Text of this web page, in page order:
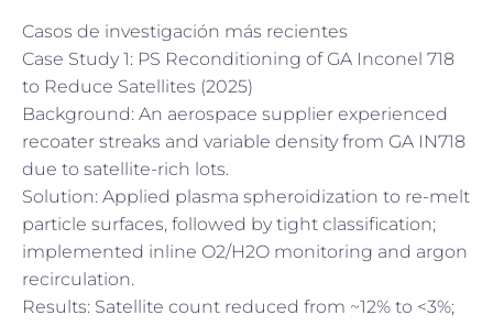
Casos de investigación más recientes
Case Study 1: PS Reconditioning of GA Inconel 718
to Reduce Satellites (2025)
Background: An aerospace supplier experienced
recoater streaks and variable density from GA IN718
due to satellite-rich lots.
Solution: Applied plasma spheroidization to re-melt
particle surfaces, followed by tight classification;
implemented inline O2/H2O monitoring and argon
recirculation.
Results: Satellite count reduced from ~12% to <3%;